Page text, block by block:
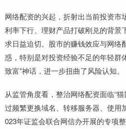
网络配资的兴起，折射出当前投资市
利率下行、理财产品打破刚兑的背景
求日益迫切。股市的赚钱效应与网络
惑，特别是对投资经验不足的年轻群
致富”神话，进一步扭曲了风险认知。
从监管角度看，整治网络配资面临“
过频繁更换域名、转移服务器、使用
023年证监会联合网信办开展的专项